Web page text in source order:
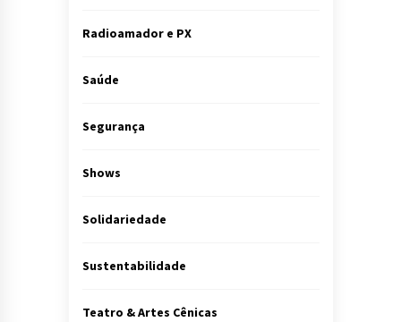
Radioamador e PX
Saúde
Segurança
Shows
Solidariedade
Sustentabilidade
Teatro & Artes Cênicas